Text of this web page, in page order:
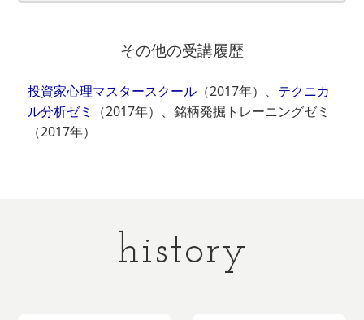
その他の受講履歴
投資家心理マスタースクール（2017年）、 テクニカ
ル分析ゼミ
（2017年）、銘柄発掘トレーニングゼミ
（2017年）
history